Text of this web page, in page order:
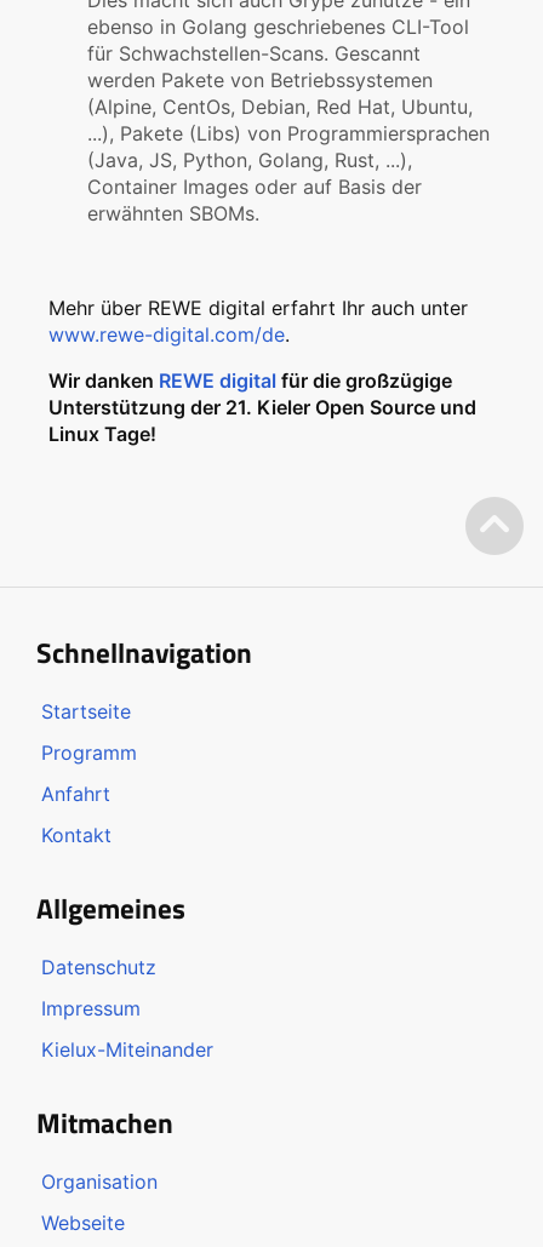
ebenso in Golang geschriebenes CLI-Tool
für Schwachstellen-Scans. Gescannt
werden Pakete von Betriebssystemen
(Alpine, CentOs, Debian, Red Hat, Ubuntu,
...), Pakete (Libs) von Programmiersprachen
(Java, JS, Python, Golang, Rust, ...),
Container Images oder auf Basis der
erwähnten SBOMs.
Mehr über REWE digital erfahrt Ihr auch unter
www.rewe-digital.com/de.
Wir danken REWE digital für die großzügige
Unterstützung der 21. Kieler Open Source und
Linux Tage!
Schnellnavigation
Startseite
Programm
Anfahrt
Kontakt
Allgemeines
Datenschutz
Impressum
Kielux-Miteinander
Mitmachen
Organisation
Webseite